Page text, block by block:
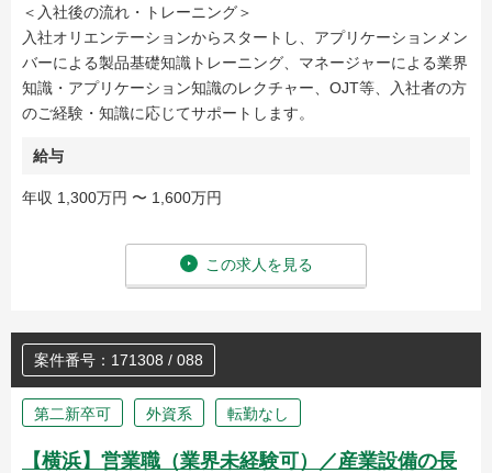
＜入社後の流れ・トレーニング＞
入社オリエンテーションからスタートし、アプリケーションメン
バーによる製品基礎知識トレーニング、マネージャーによる業界
知識・アプリケーション知識のレクチャー、OJT等、入社者の方
のご経験・知識に応じてサポートします。
給与
年収 1,300万円 〜 1,600万円
この求人を見る
案件番号：171308 / 088
第二新卒可 外資系 転勤なし
【横浜】営業職（業界未経験可）／産業設備の長